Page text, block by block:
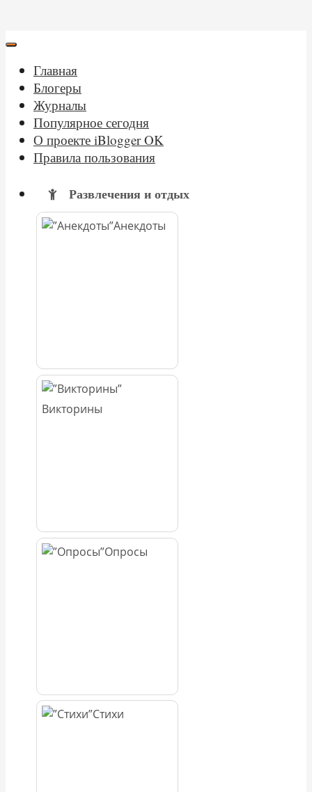
Главная
Блогеры
Журналы
Популярное сегодня
О проекте iBlogger OK
Правила пользования
Развлечения и отдых
Анекдоты
Викторины
Опросы
Стихи